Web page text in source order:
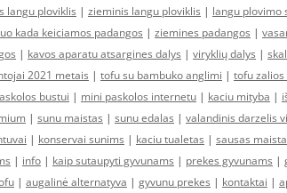
langu ploviklis | zieminis langu ploviklis | langu plovimo
kada keiciamos padangos | ziemines padangos |
| kavos aparatu atsargines dalys | viryklių dalys |
2021 metais | tofu su bambuko anglimi | tofu
bustui | mini paskolos internetu | kaciu mityba |
| sunu maistas | sunu edalas | valandinis darzelis
| konservai sunims | kaciu tualetas | sausas
| info | kaip sutaupyti gyvunams | prekes gyvunams |
| augalinė alternatyva | gyvunu prekes | kontaktai |